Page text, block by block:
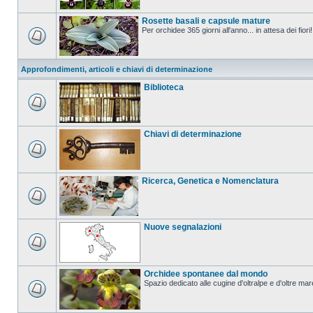
Rosette basali e capsule mature
Per orchidee 365 giorni all'anno... in attesa dei fiori!
Approfondimenti, articoli e chiavi di determinazione
Biblioteca
Chiavi di determinazione
Ricerca, Genetica e Nomenclatura
Nuove segnalazioni
Orchidee spontanee dal mondo
Spazio dedicato alle cugine d'oltralpe e d'oltre